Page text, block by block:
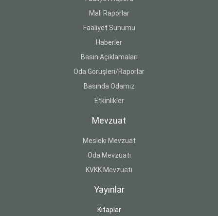
Mali Raporlar
Faaliyet Sunumu
Haberler
Basın Açıklamaları
Oda Görüşleri/Raporlar
Basında Odamız
Etkinlikler
Mevzuat
Mesleki Mevzuat
Oda Mevzuatı
KVKK Mevzuatı
Yayınlar
Kitaplar